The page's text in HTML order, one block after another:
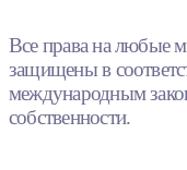
Все права на любые
защищены в
международным
собственности.